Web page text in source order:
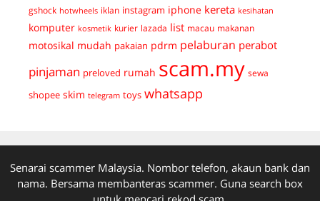
gshock hotwheels iklan instagram iphone kereta kesihatan
komputer kosmetik kurier lazada list macau makanan
motosikal mudah pakaian pdrm pelaburan perabot
pinjaman preloved rumah scam.my sewa
shopee skim telegram toys whatsapp
Senarai scammer Malaysia. Nombor telefon, akaun bank dan
nama. Bersama membanteras scammer. Guna search box